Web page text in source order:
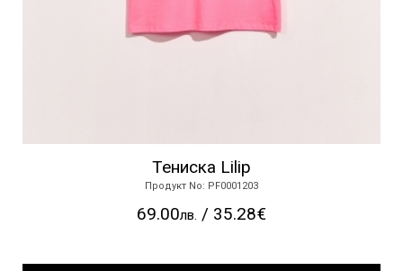
Тениска Lilip
Продукт No: PF0001203
69.00лв. / 35.28€